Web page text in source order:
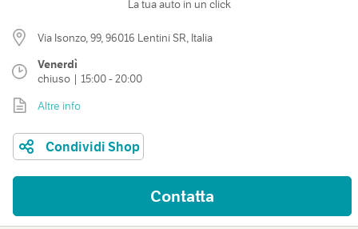
La tua auto in un click
Via Isonzo, 99, 96016 Lentini SR, Italia
Venerdì
chiuso | 15:00 - 20:00
Altre info
Condividi Shop
Contatta